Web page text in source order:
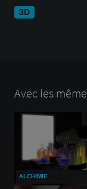
3D
Avec les
ALCHIMIE